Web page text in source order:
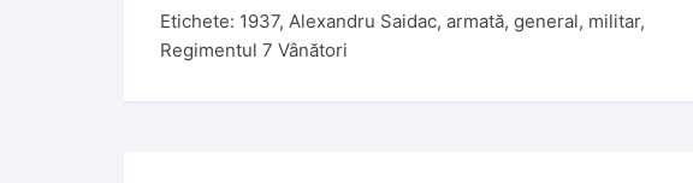
a
t
Etichete: 1937, Alexandru Saidac, armată, general, militar,
Regimentul 7 Vânători